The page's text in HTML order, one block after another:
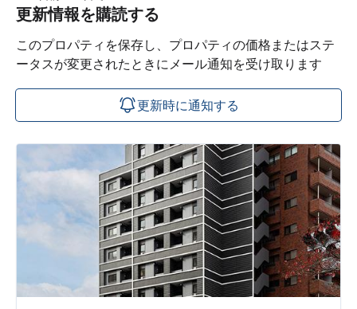
更新情報を購読する
このプロパティを保存し、プロパティの価格またはステ
ータスが変更されたときにメール通知を受け取ります
更新時に通知する